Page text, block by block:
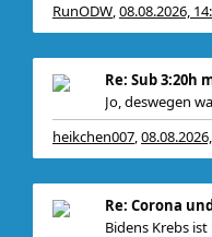
, zudem
RunODW,08.08.2026,
Jo, deswegen
heikchen007,
Re: Corona
Bidens Krebs